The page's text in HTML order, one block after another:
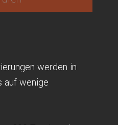
werden in
auf wenige